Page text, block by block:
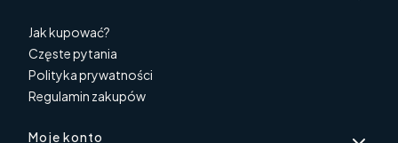
Jak kupować?
Częste pytania
Polityka prywatności
Regulamin zakupów
Moje konto